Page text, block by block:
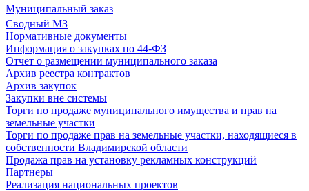
Муниципальный заказ
Сводный МЗ
Нормативные документы
Информация о закупках по 44-ФЗ
Отчет о размещении муниципального заказа
Архив реестра контрактов
Архив закупок
Закупки вне системы
Торги по продаже муниципального имущества и прав на
земельные участки
Торги по продаже прав на земельные участки, находящиеся в
собственности Владимирской области
Продажа прав на установку рекламных конструкций
Партнеры
Реализация национальных проектов